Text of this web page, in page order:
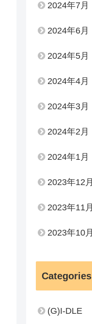
2024年7月
2024年6月
2024年5月
2024年4月
2024年3月
2024年2月
2024年1月
2023年12月
2023年11月
2023年10月
Categories
(G)I-DLE